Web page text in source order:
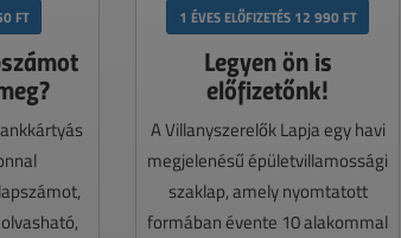
FT 1 ÉVES ELŐFIZETÉS 12 990 FT
Legyen ön is
előfizetőnk!
A Villanyszerelők Lapja egy havi
megjelenésű épületvillamossági
szaklap, amely nyomtatott
formában évente 10 alakommal